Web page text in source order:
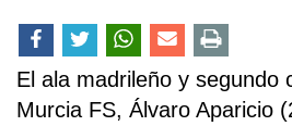
El ala madrileño y segundo
Murcia FS, Álvaro Aparicio